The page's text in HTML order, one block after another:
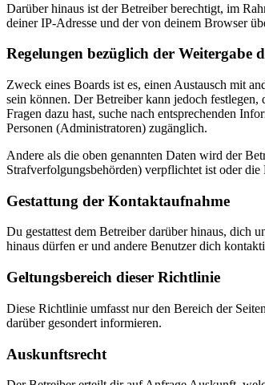
Darüber hinaus ist der Betreiber berechtigt, im
deiner IP-Adresse und der von deinem Browser
Regelungen bezüglich der Weitergabe
Zweck eines Boards ist es, einen Austausch mit
sein können. Der Betreiber kann jedoch
Fragen dazu hast, suche nach entsprechenden
Personen (Administratoren) zugänglich.
Andere als die oben genannten Daten wird der
Strafverfolgungsbehörden) verpflichtet ist oder
Gestattung der Kontaktaufnahme
Du gestattest dem Betreiber darüber hinaus, dich
hinaus dürfen er und andere Benutzer dich
Geltungsbereich dieser Richtlinie
Diese Richtlinie umfasst nur den Bereich der
darüber gesondert informieren.
Auskunftsrecht